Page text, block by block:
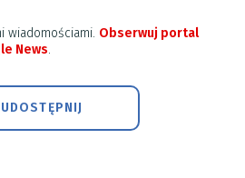
wiadomościami. Obserwuj portal
News.
UDOSTĘPNIJ